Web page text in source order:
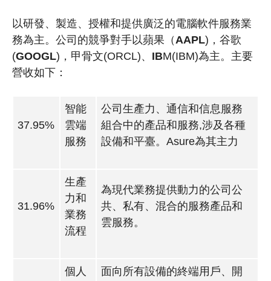
以研發、製造、授權和提供廣泛的電腦軟件服務業
務為主。公司的競爭對手以蘋果（AAPL)，谷歌
(GOOGL)，甲骨文(ORCL)、 IBM(IBM)為主。主要
營收如下：
37.95%
智能
雲端
服務
公司生產力、通信和信息服務
組合中的產品和服務,涉及各種
設備和平臺。Asure為其主力
31.96%
生產
力和
業務
流程
為現代業務提供動力的公司公
共、私有、混合的服務產品和
雲服務。
個人
面向所有設備的終端用戶、開